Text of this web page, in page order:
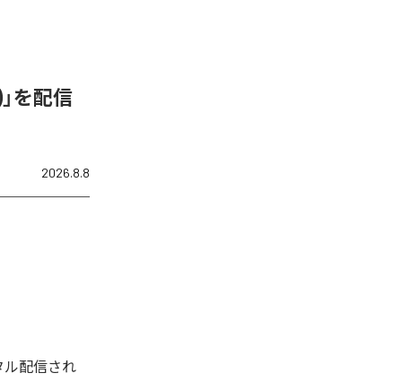
を配信
2026.8.8
ル配信され